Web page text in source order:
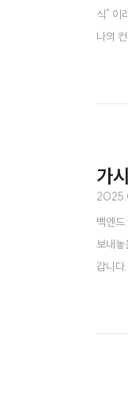
식" 이
나의
가
백엔
보내
갑니